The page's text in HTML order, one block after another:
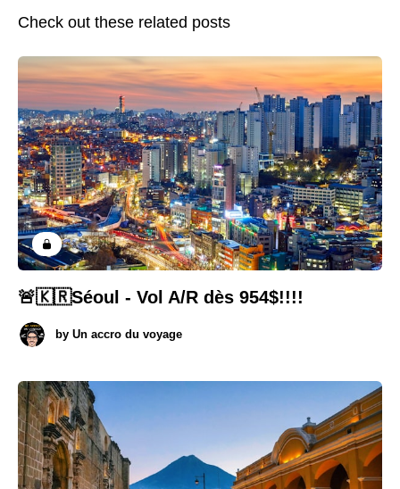
Check out these related posts
🚨🇰🇷Séoul - Vol A/R dès 954$!!!!
by Un accro du voyage